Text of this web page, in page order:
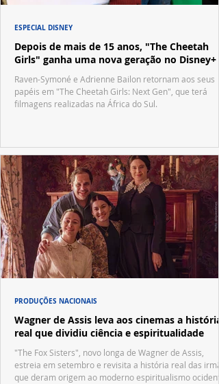
Depois de mais de 15 anos, "The Cheetah
Girls" ganha uma nova geração no Disney+
Raven-Symoné e Adrienne Bailon retornam aos seus
papéis em "The Cheetah Girls: Next Gen", que terá
filmagens realizadas na África do Sul.
ESPECIAL DISNEY
Wagner de Assis leva aos cinemas a história
real que dividiu ciência e espiritualidade
"The Fox Sisters", novo longa de Wagner de Assis,
estreia em setembro e revisita a história real das
que deram origem ao moderno espiritualismo
PRODUÇÕES NACIONAIS